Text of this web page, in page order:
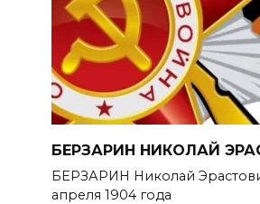
БЕРЗАРИН НИКОЛАЙ
БЕРЗАРИН Николай
апреля 1904 года